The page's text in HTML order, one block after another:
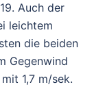
Auch der
leichtem
die beiden
Gegenwind
1,7 m/sek.